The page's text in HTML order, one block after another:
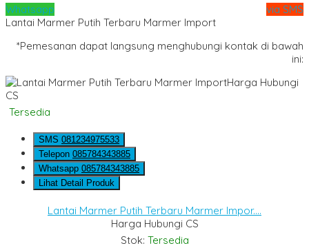
Whatsapp
via SMS
Lantai Marmer Putih Terbaru Marmer Import
*Pemesanan dapat langsung menghubungi kontak di bawah
ini:
Harga Hubungi
CS
Tersedia
SMS 081234975533
Telepon 085784343885
Whatsapp 085784343885
Lihat Detail Produk
Lantai Marmer Putih Terbaru Marmer Impor....
Harga Hubungi CS
Stok: Tersedia